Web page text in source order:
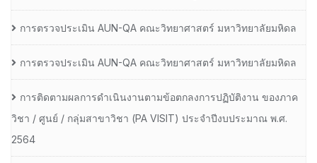
การตรวจประเมิน AUN-QA คณะวิทยาศาสตร์ มหาวิทยาลัยมหิดล
การตรวจประเมิน AUN-QA คณะวิทยาศาสตร์ มหาวิทยาลัยมหิดล
การติดตามผลการดำเนินงานตามข้อตกลงการปฏิบัติงาน ของภาค
วิชา / ศูนย์ / กลุ่มสาขาวิชา (PA VISIT) ประจำปีงบประมาณ พ.ศ.​
2564